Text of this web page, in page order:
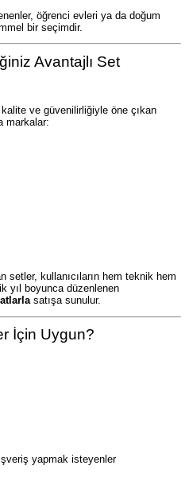
öğrenci evleri ya da doğum
bir seçimdir.
Avantajlı Set
ve güvenilirliğiyle öne çıkan
markalar:
setler, kullanıcıların hem teknik hem
yıl boyunca düzenlenen
satışa sunulur.
İçin Uygun?
yapmak isteyenler